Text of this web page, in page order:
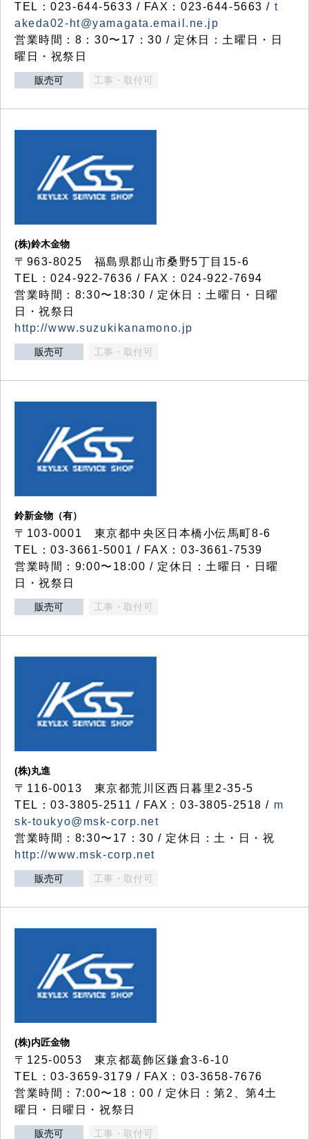
TEL：023-644-5633 / FAX：023-644-5663 / t
akeda02-ht@yamagata.email.ne.jp
営業時間：8：30〜17：30 / 定休日：土曜日・日
曜日・祝祭日
販売可 工事・取付可
(株)鈴木金物
〒963-8025 福島県郡山市桑野5丁目15-6
TEL：024-922-7636 / FAX：024-922-7694
営業時間：8:30〜18:30 / 定休日：土曜日・日曜
日・祝祭日
http://www.suzukikanamono.jp
販売可 工事・取付可
鈴新金物（有）
〒103-0001 東京都中央区日本橋小伝馬町8-6
TEL：03-3661-5001 / FAX：03-3661-7539
営業時間：9:00〜18:00 / 定休日：土曜日・日曜
日・祝祭日
販売可 工事・取付可
(株)丸進
〒116-0013 東京都荒川区西日暮里2-35-5
TEL：03-3805-2511 / FAX：03-3805-2518 / m
sk-toukyo@msk-corp.net
営業時間：8:30〜17：30 / 定休日：土・日・祝
http://www.msk-corp.net
販売可 工事・取付可
(株)内匠金物
〒125-0053 東京都葛飾区鎌倉3-6-10
TEL：03-3659-3179 / FAX：03-3658-7676
営業時間：7:00〜18：00 / 定休日：第2、第4土
曜日・日曜日・祝祭日
販売可 工事・取付可